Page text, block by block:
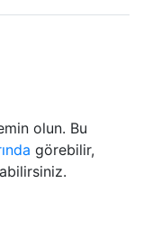
olun. Bu
görebilir,